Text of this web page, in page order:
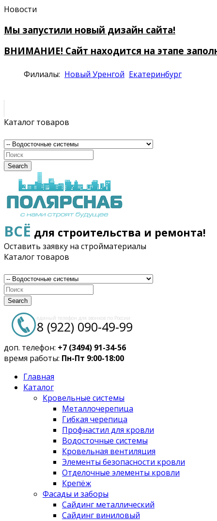
Новости
Мы запустили новый дизайн сайта!
ВНИМАНИЕ! Сайт находится на этапе
Филиалы: Новый Уренгой Екатеринбург
Каталог товаров
Search
ВСЁ для строительства и ремонта!
Оставить заявку на стройматериалы
Каталог товаров
Search
единый телефон для звонков по России:
8 (922) 090-49-99
доп. телефон: +7 (3494) 91-34-56
время работы: Пн-Пт 9:00-18:00
Главная
Каталог
Кровельные системы
Металлочерепица
Гибкая черепица
Профнастил для кровли
Водосточные системы
Кровельная вентиляция
Элементы безопасности кровли
Отделочные элементы кровли
Крепёж
Фасады и заборы
Сайдинг металлический
Сайдинг виниловый